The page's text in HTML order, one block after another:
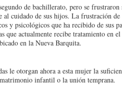
de bachillerato, pero se
al cuidado de sus hijos. La frustración
y psicológicos que ha recibido de sus
que actualmente recibe tratamiento en
en la Nueva Barquita.
le otorgan ahora a esta mujer la
matrimonio infantil o la unión temprana.